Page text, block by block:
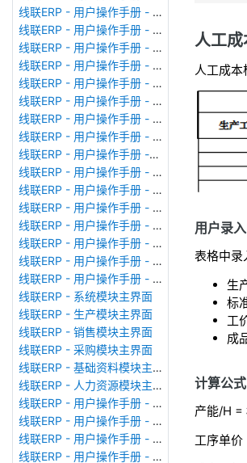
线联ERP - 用户操作手册 - 模块管理
线联ERP - 用户操作手册 - 广播消息
线联ERP - 用户操作手册 - 审计日志
线联ERP - 用户操作手册 - 公司资料设置
线联ERP - 用户操作手册 - 系统参数设置
线联ERP - 用户操作手册 - 单据类型
线联ERP - 用户操作手册 - 号码规则
线联ERP - 用户操作手册 - 功能菜单
线联ERP - 用户操作手册 -分配临时角色
线联ERP - 用户操作手册 - 组织架构
线联ERP - 用户操作手册 - 用户管理
线联ERP - 用户操作手册 - 角色/岗位管理
线联ERP - 用户操作手册 - 暂估入库明细表
线联ERP - 用户操作手册 - 物料收发明细表
线联ERP - 用户操作手册 - 即时库存余额表
线联ERP - 用户操作手册 - 库存账龄分析表
线联ERP - 系统模块主界面
线联ERP - 生产模块主界面
线联ERP - 销售模块主界面
线联ERP - 采购模块主界面
线联ERP - 基础资料模块主界面
线联ERP - 人力资源模块主界面
线联ERP - 用户操作手册 - 个人考勤报表（横向）
线联ERP - 用户操作手册 - 部门考勤报表
线联ERP - 用户操作手册 - 个人考勤报表
线联ERP - 用户操作手册 - 考勤计算
人工
人工成
用户录
表格中录
生
标
工
成
计算公式
产能/H =
工序单